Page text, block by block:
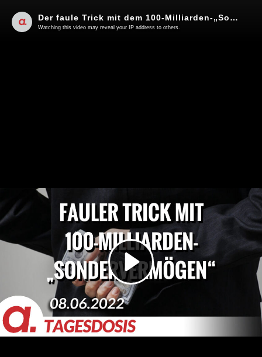
Play
Video
Der faule Trick mit dem 100-Milliarden-„Sondervermögen“ | Von Peter Haisenko
Watching this video may reveal your IP address to others.